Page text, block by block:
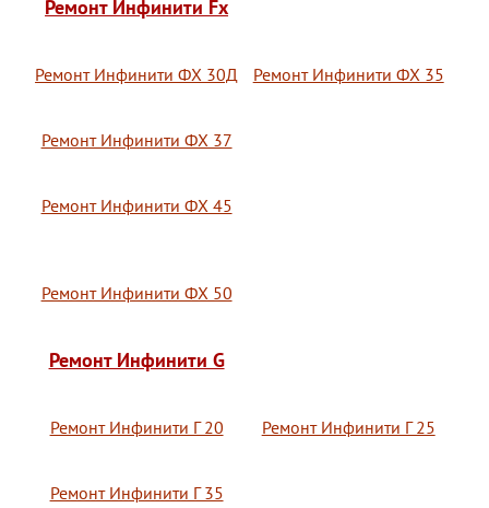
Ремонт Инфинити Fx
Ремонт Инфинити ФХ 30Д Ремонт Инфинити ФХ 35
Ремонт Инфинити ФХ 37
Ремонт Инфинити ФХ 45
Ремонт Инфинити ФХ 50
Ремонт Инфинити G
Ремонт Инфинити Г 20 Ремонт Инфинити Г 25
Ремонт Инфинити Г 35